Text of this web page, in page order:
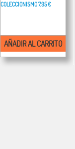
COLECCIONISMO7,95 €
AÑADIR AL CARRITO